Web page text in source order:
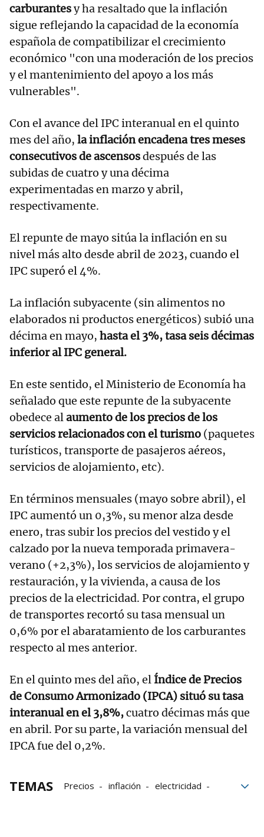
carburantesy ha resaltado que la inflación
sigue reflejando la capacidad de la economía
española de compatibilizar el crecimiento
económico "con una moderación de los precios
y el mantenimiento del apoyo a los más
vulnerables".
Con el avance del IPC interanual en el quinto
mes del año, la inflación encadena tres meses
consecutivos de ascensosdespués de las
subidas de cuatro y una décima
experimentadas en marzo y abril,
respectivamente.
El repunte de mayo sitúa la inflación en su
nivel más alto desde abril de 2023, cuando el
IPC superó el 4%.
La inflación subyacente (sin alimentos no
elaborados ni productos energéticos) subió una
décima en mayo, hasta el 3%, tasa seis décimas
inferior al IPC general.
En este sentido, el Ministerio de Economía ha
señalado que este repunte de la subyacente
obedece alaumento de los precios de los
servicios relacionados con el turismo (paquetes
turísticos, transporte de pasajeros aéreos,
servicios de alojamiento, etc).
En términos mensuales (mayo sobre abril), el
IPC aumentó un 0,3%, su menor alza desde
enero, tras subir los precios del vestido y el
calzado por la nueva temporada primavera-
verano (+2,3%), los servicios de alojamiento y
restauración, y la vivienda, a causa de los
precios de la electricidad. Por contra, el grupo
de transportes recortó su tasa mensual un
0,6% por el abaratamiento de los carburantes
respecto al mes anterior.
En el quinto mes del año, el Índice de Precios
de Consumo Armonizado (IPCA) situó su tasa
interanual en el 3,8%,cuatro décimas más que
en abril. Por su parte, la variación mensual del
IPCA fue del 0,2%.
TEMAS Precios inflación
electricidad